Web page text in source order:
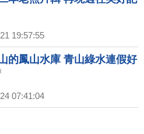
19:57:55
的鳳山水庫 青山綠水連假好
07:41:04